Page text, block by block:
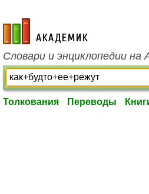
academic.ru
Словари и энциклопедии на
Толкования Переводы